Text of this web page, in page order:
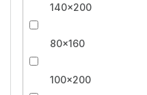
140x200
80x160
100x200